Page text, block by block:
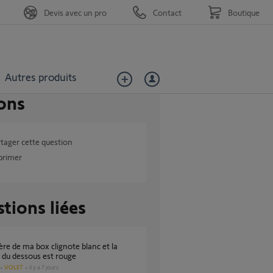
Autres produits
Devis avec un pro Contact Boutique
cette question
liées
dessous est rouge
VOLET il y a 7 jours